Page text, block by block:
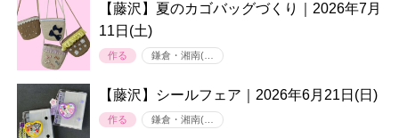
【藤沢】夏のカゴバッグづくり｜2026年7月
11日(土)
作る 鎌倉・湘南(…
【藤沢】シールフェア｜2026年6月21日(日)
作る 鎌倉・湘南(…